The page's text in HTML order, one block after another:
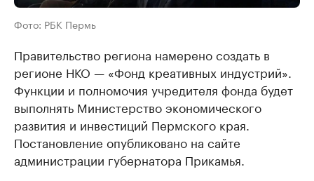
Фото: РБК Пермь
Правительство региона намерено создать в
регионе НКО — «Фонд креативных индустрий».
Функции и полномочия учредителя фонда будет
выполнять Министерство экономического
развития и инвестиций Пермского края.
Постановление опубликовано на сайте
администрации губернатора Прикамья.